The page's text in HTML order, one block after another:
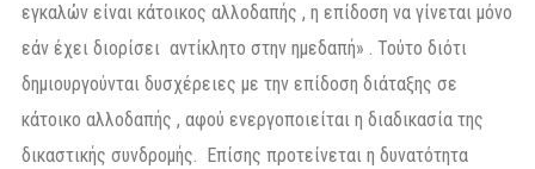
εγκαλών είναι κάτοικος αλλοδαπής , η επίδοση να γίνεται μόνο
εάν έχει διορίσει αντίκλητο στην ημεδαπή» . Τούτο διότι
δημιουργούνται δυσχέρειες με την επίδοση διάταξης σε
κάτοικο αλλοδαπής , αφού ενεργοποιείται η διαδικασία της
δικαστικής συνδρομής. Επίσης προτείνεται η δυνατότητα